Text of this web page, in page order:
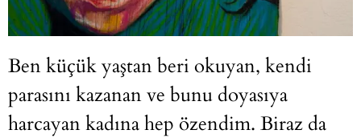
Ben küçük yaştan beri okuyan, kendi
parasını kazanan ve bunu doyasıya
harcayan kadına hep özendim. Biraz da